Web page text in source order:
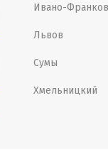
Ивано-
Львов
Сумы
Хмельницкий